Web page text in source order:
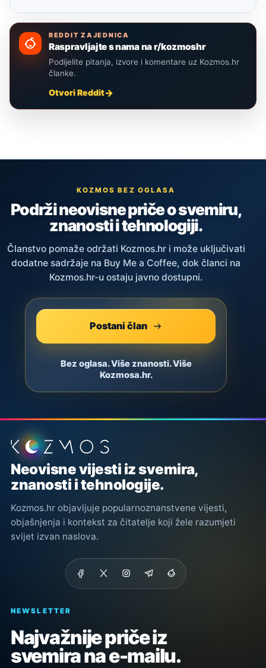
REDDIT ZAJEDNICA
Raspravljajte s nama na r/kozmoshr
Podijelite pitanja, izvore i komentare uz Kozmos.hr
članke.
Otvori Reddit
KOZMOS BEZ OGLASA
Podrži neovisne priče o svemiru,
znanosti i tehnologiji.
Članstvo pomaže održati Kozmos.hr i može uključivati
dodatne sadržaje na Buy Me a Coffee, dok članci na
Kozmos.hr-u ostaju javno dostupni.
Postani član
Bez oglasa. Više znanosti. Više
Kozmosa.hr.
Podnožje stranice
Neovisne vijesti iz svemira,
znanosti i tehnologije.
Kozmos.hr objavljuje popularnoznanstvene vijesti,
objašnjenja i kontekst za čitatelje koji žele razumjeti
svijet izvan naslova.
NEWSLETTER
Najvažnije priče iz
svemira na e-mailu.